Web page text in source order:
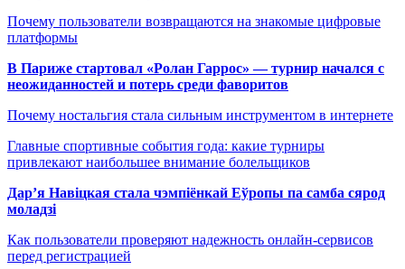
Почему пользователи возвращаются на знакомые цифровые
платформы
В Париже стартовал «Ролан Гаррос» — турнир начался с
неожиданностей и потерь среди фаворитов
Почему ностальгия стала сильным инструментом в интернете
Главные спортивные события года: какие турниры
привлекают наибольшее внимание болельщиков
Дар’я Навіцкая стала чэмпіёнкай Еўропы па самба сярод
моладзі
Как пользователи проверяют надежность онлайн-сервисов
перед регистрацией